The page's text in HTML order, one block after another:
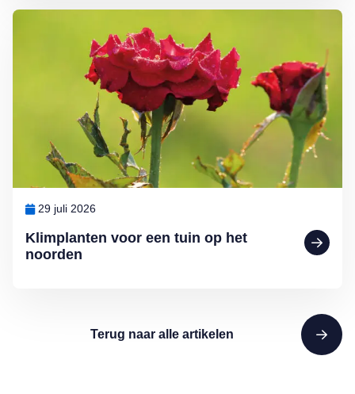
Klimplanten voor een tuin op het
noorden
29 juli 2026
Lees meer over Klimplanten voor een tuin op het noorden
Terug naar alle artikelen